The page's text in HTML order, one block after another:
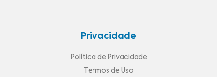
Privacidade
Política de Privacidade
Termos de Uso